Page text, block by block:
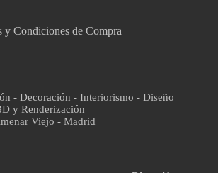
y Condiciones de Compra
- Decoración - Interiorismo - Diseño
y Renderización
Viejo - Madrid